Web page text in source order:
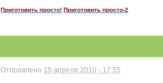
Приготовить просто! Приготовить просто-2
Отправлено 15 апреля 2010 - 17:55